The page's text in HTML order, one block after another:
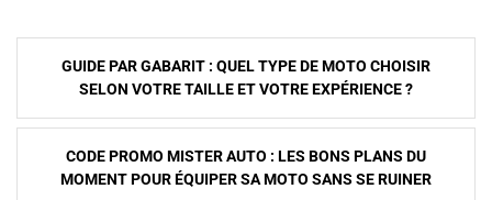
Navigation
GUIDE PAR GABARIT : QUEL TYPE DE MOTO CHOISIR
SELON VOTRE TAILLE ET VOTRE EXPÉRIENCE ?
CODE PROMO MISTER AUTO : LES BONS PLANS DU
MOMENT POUR ÉQUIPER SA MOTO SANS SE RUINER